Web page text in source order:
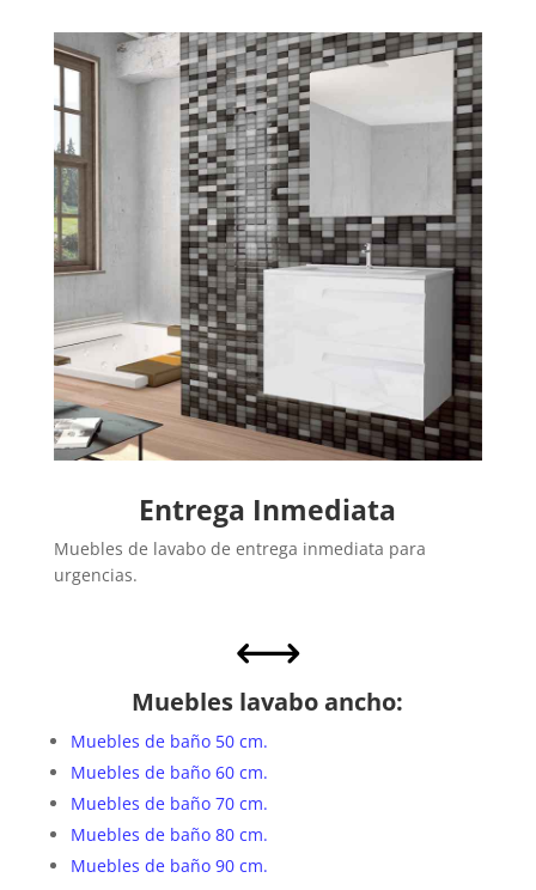
Entrega Inmediata
Muebles de lavabo de entrega inmediata para
urgencias.
,
Muebles lavabo ancho:
Muebles de baño 50 cm.
Muebles de baño 60 cm.
Muebles de baño 70 cm.
Muebles de baño 80 cm.
Muebles de baño 90 cm.